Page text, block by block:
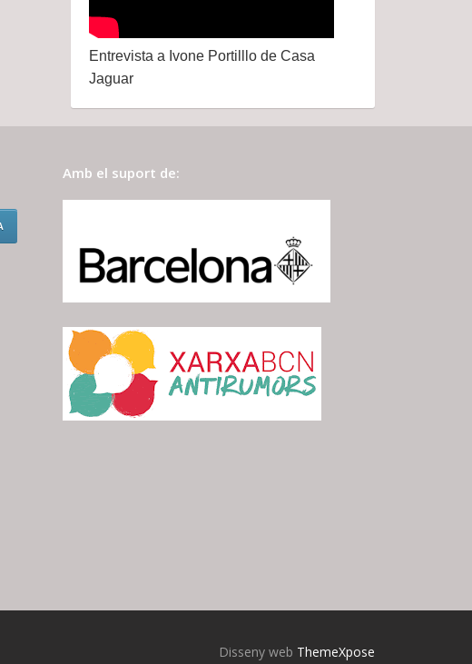
Entrevista a Ivone Portilllo de Casa
Jaguar
Amb el suport de:
Disseny web ThemeXpose